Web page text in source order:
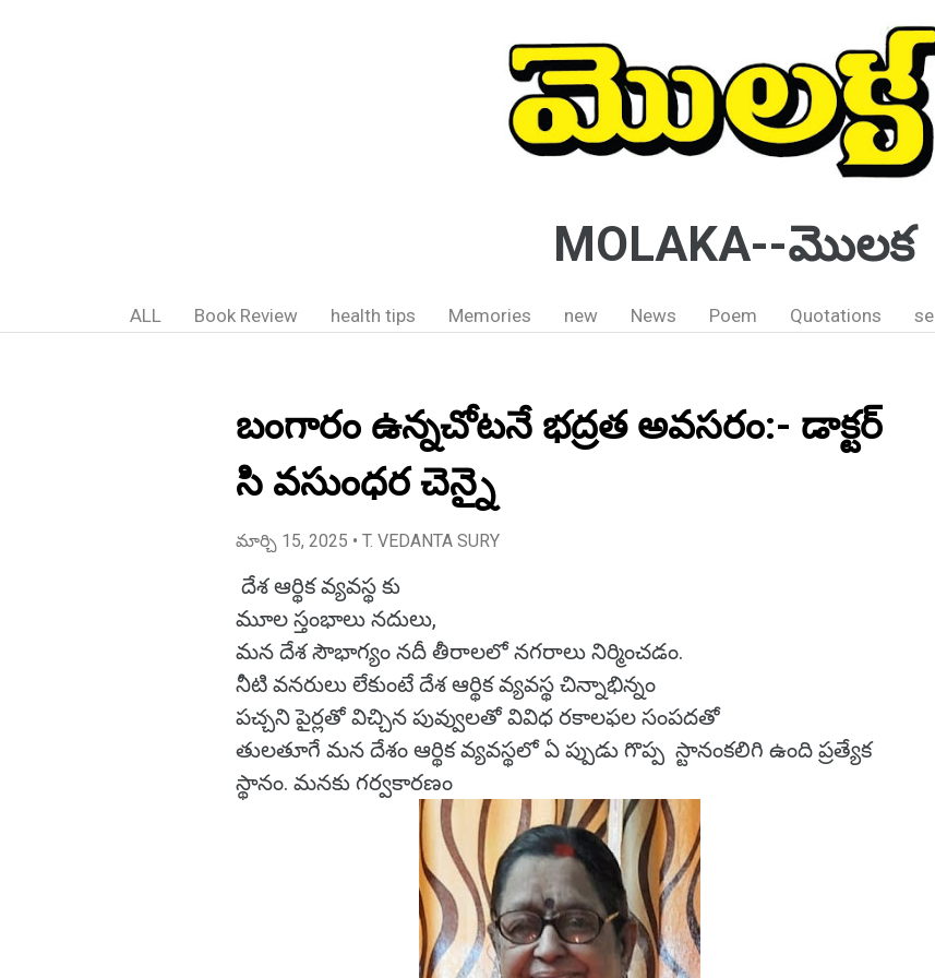
MOLAKA--మొలక
ALL Book Review health tips Memories new News Poem Quotations se
బంగారం ఉన్నచోటనే భద్రత అవసరం:- డాక్టర్
సి వసుంధర చెన్నై
మార్చి 15, 2025 • T. VEDANTA SURY
దేశ ఆర్థిక వ్యవస్థ కు
మూల స్తంభాలు నదులు,
మన దేశ సౌభాగ్యం నదీ తీరాలలో నగరాలు నిర్మించడం.
నీటి వనరులు లేకుంటే దేశ ఆర్థిక వ్యవస్థ చిన్నాభిన్నం
పచ్చని పైర్లతో విచ్చిన పువ్వులతో వివిధ రకాలఫల సంపదతో
తులతూగే మన దేశం ఆర్థిక వ్యవస్థలో ఏ ప్పుడు గొప్ప స్టానంకలిగి ఉంది ప్రత్యేక
స్థానం. మనకు గర్వకారణం